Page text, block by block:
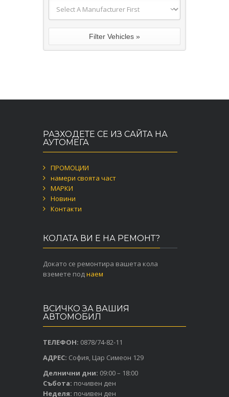
РАЗХОДЕТЕ СЕ ИЗ САЙТА НА
АУТОМЕГА
ПРОМОЦИИ
намери своята част
МАРКИ
Новини
Контакти
КОЛАТА ВИ Е НА РЕМОНТ?
Докато се ремонтира вашета кола
вземете поднаем
ВСИЧКО ЗА ВАШИЯ
АВТОМОБИЛ
ТЕЛЕФОН: 0878/74-82-11
АДРЕС: София, Цар Симеон 129
Делнични дни: 09:00 – 18:00
Събота: почивен ден
Неделя: почивен ден